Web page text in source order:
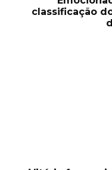
classificação